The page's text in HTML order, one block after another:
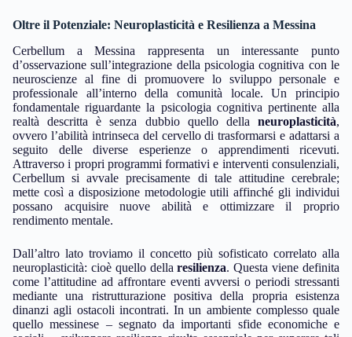
Oltre il Potenziale: Neuroplasticità e Resilienza a Messina
Cerbellum a Messina rappresenta un interessante punto
d’osservazione sull’integrazione della psicologia cognitiva con le
neuroscienze al fine di promuovere lo sviluppo personale e
professionale all’interno della comunità locale. Un principio
fondamentale riguardante la psicologia cognitiva pertinente alla
realtà descritta è senza dubbio quello della neuroplasticità,
ovvero l’abilità intrinseca del cervello di trasformarsi e adattarsi a
seguito delle diverse esperienze o apprendimenti ricevuti.
Attraverso i propri programmi formativi e interventi consulenziali,
Cerbellum si avvale precisamente di tale attitudine cerebrale;
mette così a disposizione metodologie utili affinché gli individui
possano acquisire nuove abilità e ottimizzare il proprio
rendimento mentale.
Dall’altro lato troviamo il concetto più sofisticato correlato alla
neuroplasticità: cioè quello dellaresilienza. Questa viene definita
come l’attitudine ad affrontare eventi avversi o periodi stressanti
mediante una ristrutturazione positiva della propria esistenza
dinanzi agli ostacoli incontrati. In un ambiente complesso quale
quello messinese – segnato da importanti sfide economiche e